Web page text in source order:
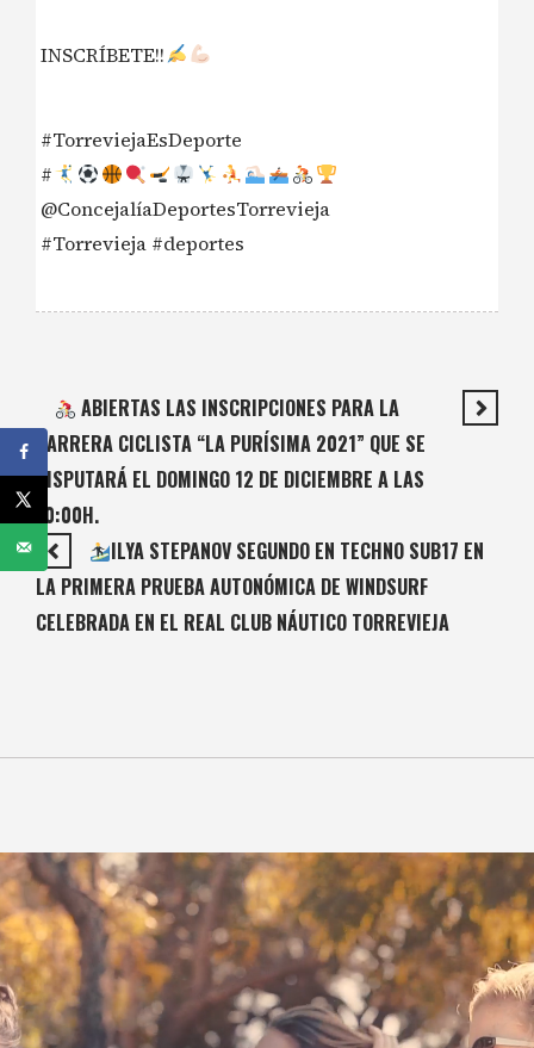
INSCRÍBETE!!
#TorreviejaEsDeporte
#
@ConcejalíaDeportesTorrevieja
#Torrevieja #deportes
ABIERTAS LAS INSCRIPCIONES PARA LA
CARRERA CICLISTA “LA PURÍSIMA 2021” QUE SE
DISPUTARÁ EL DOMINGO 12 DE DICIEMBRE A LAS
10:00H.
ILYA STEPANOV SEGUNDO EN TECHNO SUB17 EN
LA PRIMERA PRUEBA AUTONÓMICA DE WINDSURF
CELEBRADA EN EL REAL CLUB NÁUTICO TORREVIEJA